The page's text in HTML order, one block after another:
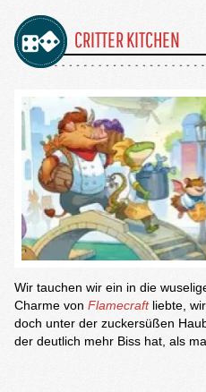
CRITTER KITCHEN
Wir tauchen wir ein in die
Charme von Flamecraftliebte,
doch unter der zuckersüßen
der deutlich mehr Biss hat, als